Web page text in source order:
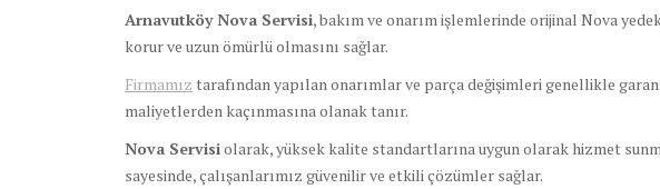
Arnavutköy Nova Servisi, bakım ve onarım işlemlerinde orijinal Nova
korur ve uzun ömürlü olmasını sağlar.
Firmamız tarafından yapılan onarımlar ve parça değişimleri genellikle
maliyetlerden kaçınmasına olanak tanır.
Nova Servisiolarak, yüksek kalite standartlarına uygun olarak hizmet
sayesinde, çalışanlarımız güvenilir ve etkili çözümler sağlar.